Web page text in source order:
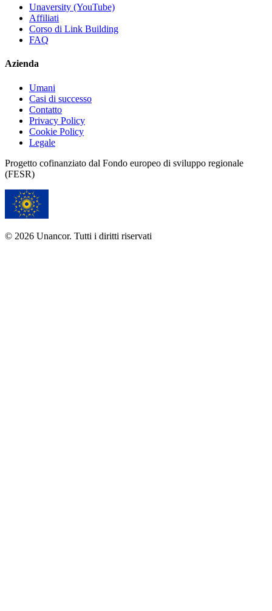
Unaversity (YouTube)
Affiliati
Corso di Link Building
FAQ
Azienda
Umani
Casi di successo
Contatto
Privacy Policy
Cookie Policy
Legale
Progetto cofinanziato dal Fondo europeo di sviluppo regionale
(FESR)
© 2026 Unancor. Tutti i diritti riservati